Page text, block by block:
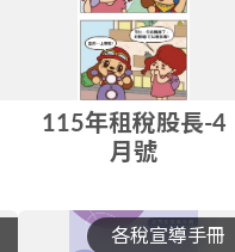
115年租稅股長-4
月號
各稅宣導手冊